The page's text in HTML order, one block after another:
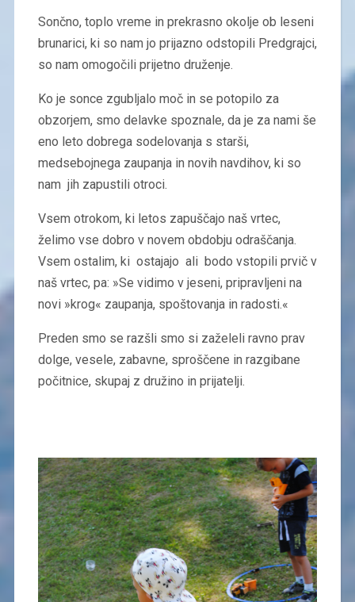
Sončno, toplo vreme in prekrasno okolje ob leseni
brunarici, ki so nam jo prijazno odstopili Predgrajci,
so nam omogočili prijetno druženje.
Ko je sonce zgubljalo moč in se potopilo za
obzorjem, smo delavke spoznale, da je za nami še
eno leto dobrega sodelovanja s starši,
medsebojnega zaupanja in novih navdihov, ki so
nam jih zapustili otroci.
Vsem otrokom, ki letos zapuščajo naš vrtec,
želimo vse dobro v novem obdobju odraščanja.
Vsem ostalim, ki ostajajo ali bodo vstopili prvič v
naš vrtec, pa: »Se vidimo v jeseni, pripravljeni na
novi »krog« zaupanja, spoštovanja in radosti.«
Preden smo se razšli smo si zaželeli ravno prav
dolge, vesele, zabavne, sproščene in razgibane
počitnice, skupaj z družino in prijatelji.​